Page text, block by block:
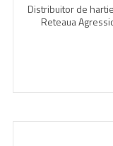
Distribuitor de
Reteaua